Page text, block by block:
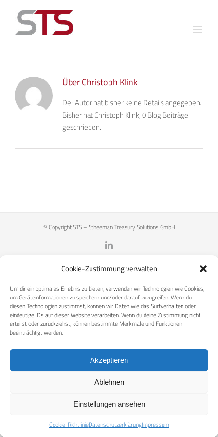
Cookie-Zustimmung verwalten
Um dir ein optimales Erlebnis zu bieten, verwenden wir Technologien wie Cookies,
um Geräteinformationen zu speichern und/oder darauf zuzugreifen. Wenn du
diesen Technologien zustimmst, können wir Daten wie das Surfverhalten oder
eindeutige IDs auf dieser Website verarbeiten. Wenn du deine Zustimmung nicht
erteilst oder zurückziehst, können bestimmte Merkmale und Funktionen
beeinträchtigt werden.
Akzeptieren
Ablehnen
Einstellungen ansehen
Cookie-RichtlinieDatenschutzerklärungImpressum
springen
ÜberChristoph Klink
Der Autor hat bisher keine Details angegeben.
Bisher hat Christoph Klink, 0 Blog Beiträge
geschrieben.
© Copyright STS – Stheeman Treasury Solutions GmbH
LinkedIn